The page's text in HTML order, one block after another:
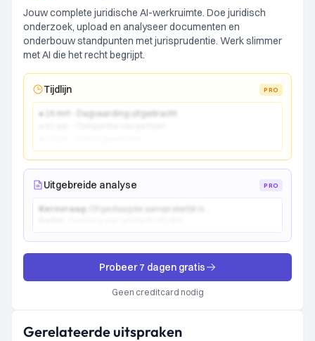
Jouw complete juridische AI-werkruimte. Doe juridisch
onderzoek, upload en analyseer documenten en
onderbouw standpunten met jurisprudentie. Werk slimmer
met AI die het recht begrijpt.
Tijdlijn PRO
● 15 mrt - Dagvaarding uitgebracht
Uitgebreide analyse PRO
Kernvraag:
Probeer 7 dagen gratis
Geen creditcard nodig
Gerelateerde uitspraken